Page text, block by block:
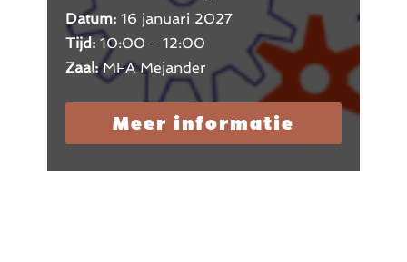
Datum: 16 januari 2027
Tijd: 10:00 - 12:00
Zaal:MFA Mejander
Meer informatie